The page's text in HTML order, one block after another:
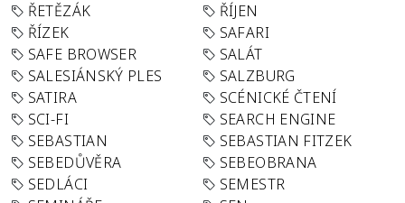
ŘETĚZÁK
ŘÍJEN
ŘÍZEK
SAFARI
SAFE BROWSER
SALÁT
SALESIÁNSKÝ PLES
SALZBURG
SATIRA
SCÉNICKÉ ČTENÍ
SCI-FI
SEARCH ENGINE
SEBASTIAN
SEBASTIAN FITZEK
SEBEDŮVĚRA
SEBEOBRANA
SEDLÁCI
SEMESTR